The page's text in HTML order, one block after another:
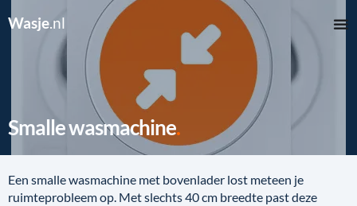
Wasje.nl
Smalle wasmachine
Een smalle wasmachine met bovenlader lost meteen je
ruimteprobleem op. Met slechts 40 cm breedte past deze